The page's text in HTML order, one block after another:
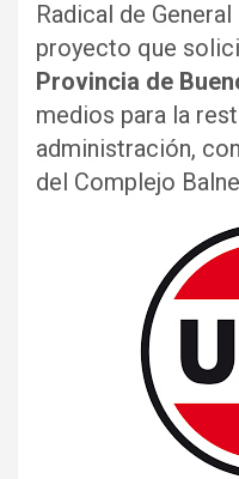
Radical de
proyecto que
Provincia de
medios para la
administración,
del Complejo